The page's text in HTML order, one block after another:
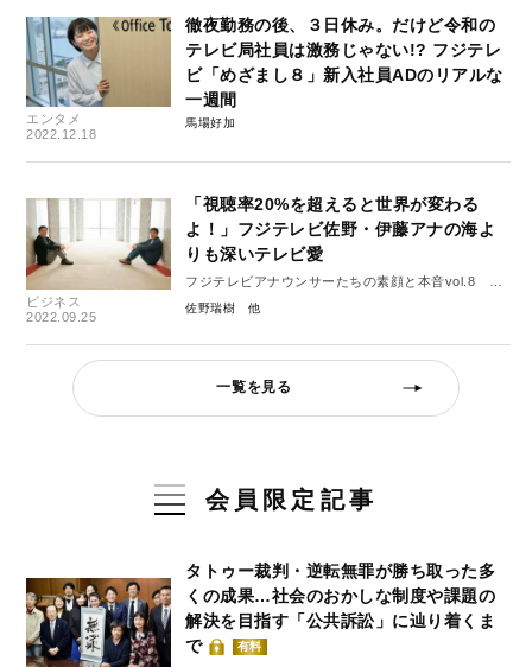
エンタメ
2022.12.18
徹夜勤務の後、３日休み。だけど令和の
テレビ局社員は激務じゃない!? フジテレ
ビ「めざまし８」新入社員ADのリアルな
一週間
馬場好加
ビジネス
2022.09.25
「視聴率20%を超えると世界が変わる
よ！」フジテレビ佐野・伊藤アナの海よ
りも深いテレビ愛
フジテレビアナウンサーたちの素顔と本音vol.8 佐
野瑞樹と伊藤利尋 後編
佐野瑞樹
一覧を見る
会員限定記事
タトゥー裁判・逆転無罪が勝ち取った多
くの成果…社会のおかしな制度や課題の
解決を目指す「公共訴訟」に辿り着くま
で
有料